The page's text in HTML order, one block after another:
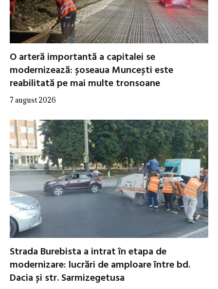
O arteră importantă a capitalei se
modernizează: șoseaua Muncești este
reabilitată pe mai multe tronsoane
7 august 2026
Strada Burebista a intrat în etapa de
modernizare: lucrări de amploare între bd.
Dacia și str. Sarmizegetusa